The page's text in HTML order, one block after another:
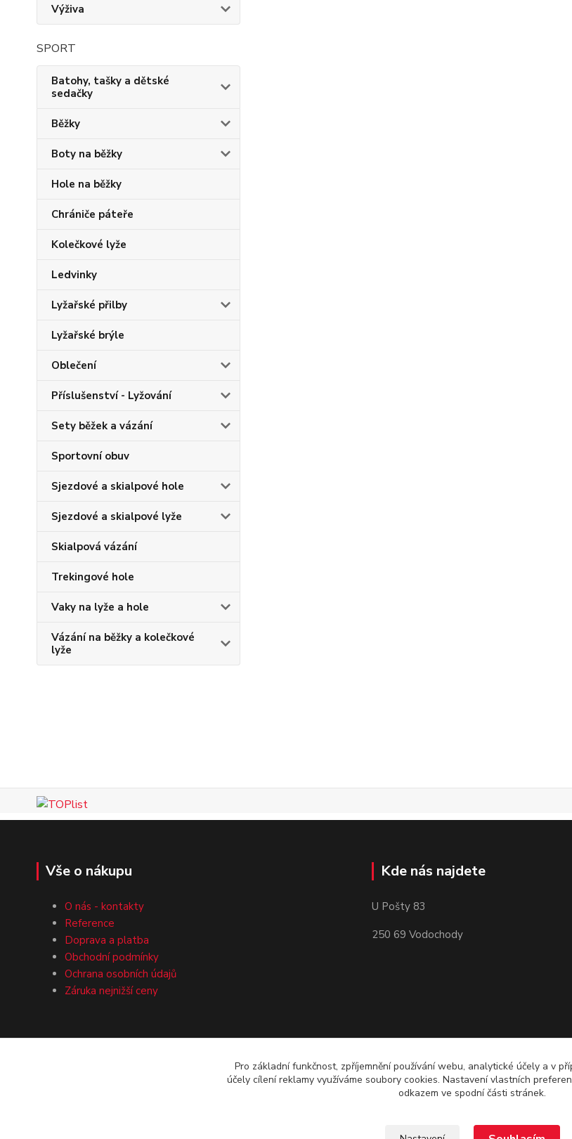
Výživa
SPORT
Batohy, tašky a dětské
sedačky
Běžky
Boty na běžky
Hole na běžky
Chrániče páteře
Kolečkové lyže
Ledvinky
Lyžařské přilby
Lyžařské brýle
Oblečení
Příslušenství - Lyžování
Sety běžek a vázání
Sportovní obuv
Sjezdové a skialpové hole
Sjezdové a skialpové lyže
Skialpová vázání
Trekingové hole
Vaky na lyže a hole
Vázání na běžky a kolečkové
lyže
Vše o nákupu
O nás - kontakty
Reference
Doprava a platba
Obchodní podmínky
Ochrana osobních údajů
Záruka nejnižší ceny
Kde nás najdete
U Pošty 83
250 69 Vodochody
Pro základní funkčnost, zpříjemnění používání webu, analytické účely a v
účely cílení reklamy využíváme soubory cookies. Nastavení vlastních
odkazem ve spodní části stránek.